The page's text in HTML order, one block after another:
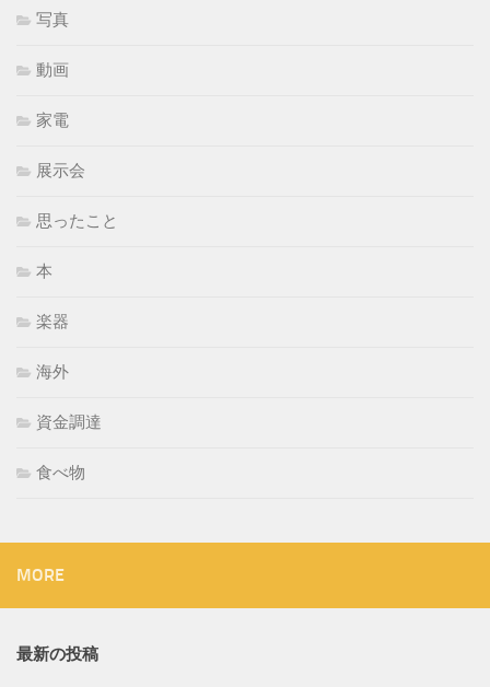
写真
動画
家電
展示会
思ったこと
本
楽器
海外
資金調達
食べ物
MORE
最新の投稿